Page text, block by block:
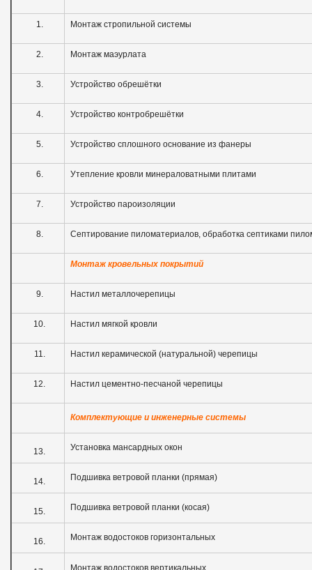
1. Монтаж стропильной системы
2. Монтаж маэурлата
3. Устройство обрешётки
4. Устройство контробрешётки
5. Устройство сплошного основание из фанеры
6. Утепление кровли минераловатными плитами
7. Устройство пароизоляции
8. Септирование пиломатериалов, обработка септиками
Монтаж кровельных покрытий
9. Настил металлочерепицы
10. Настил мягкой кровли
11. Настил керамической (натуральной) черепицы
12. Настил цементно-песчаной черепицы
Комплектующие и инженерные системы
13. Установка мансардных окон
14. Подшивка ветровой планки (прямая)
15. Подшивка ветровой планки (косая)
16. Монтаж водостоков горизонтальных
Монтаж водостоков вертикальных